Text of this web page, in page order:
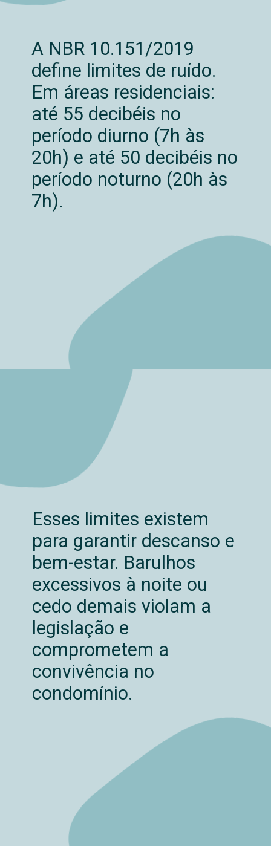
A NBR 10.151/2019
define limites de ruído.
Em áreas residenciais:
até 55 decibéis no
período diurno (7h às
20h) e até 50 decibéis no
período noturno (20h às
7h).
Esses limites existem
para garantir descanso e
bem-estar. Barulhos
excessivos à noite ou
cedo demais violam a
legislação e
comprometem a
convivência no
condomínio.